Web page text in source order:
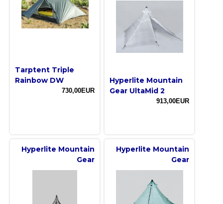
Tarptent Triple
Rainbow DW
730,00EUR
Hyperlite Mountain
Gear UltaMid 2
913,00EUR
Hyperlite Mountain
Gear
Hyperlite Mountain
Gear